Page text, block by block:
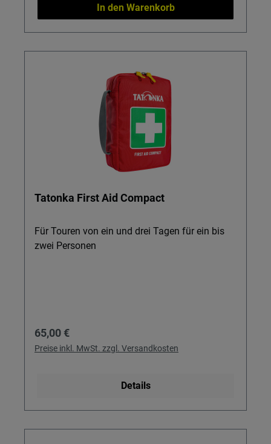
In den Warenkorb
Tatonka First Aid Compact
Für Touren von ein und drei Tagen für ein bis
zwei Personen
Regulärer Preis:
65,00 €
Preise inkl. MwSt. zzgl. Versandkosten
Details